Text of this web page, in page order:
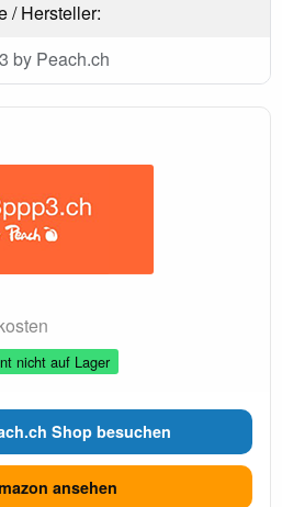
/ Hersteller:
by Peach.ch
nicht auf Lager
Shop besuchen
ansehen